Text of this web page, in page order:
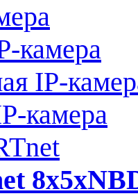
камера
IP-
камера